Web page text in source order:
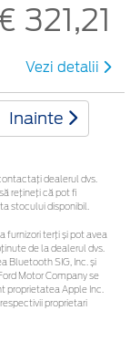
321,21
Vezi detalii
Inainte
dealerul dvs.
rețineți că pot fi
stocului disponibil.
furnizori terți și pot avea
de la dealerul dvs.
Bluetooth SIG, Inc. și
Motor Company se
proprietatea Apple Inc.
proprietari